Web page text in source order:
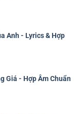
Anh - Lyrics & Hợp
Giá - Hợp Âm Chuẩn